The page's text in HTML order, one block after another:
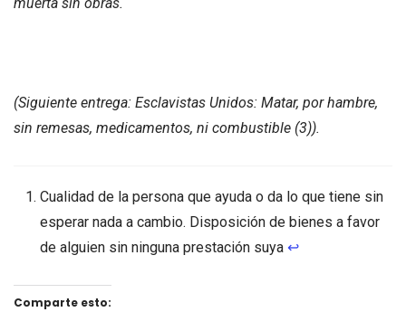
(Siguiente entrega: Esclavistas Unidos: Matar, por hambre,
sin remesas, medicamentos, ni combustible (3)).
Cualidad de la persona que ayuda o da lo que tiene sin
esperar nada a cambio. Disposición de bienes a favor
de alguien sin ninguna prestación suya ↩
Comparte esto: